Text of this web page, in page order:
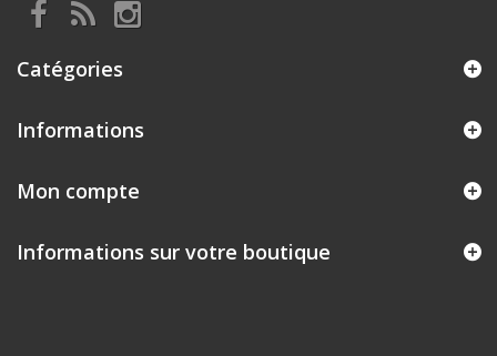
Catégories
Informations
Mon compte
Informations sur votre boutique